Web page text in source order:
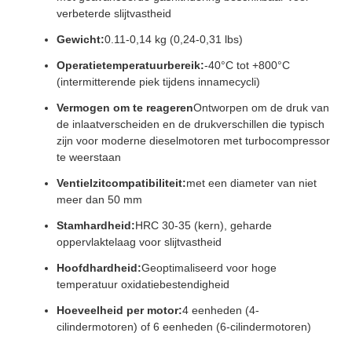
verbeterde slijtvastheid
Gewicht:0.11-0,14 kg (0,24-0,31 lbs)
Operatietemperatuurbereik:-40°C tot +800°C
(intermitterende piek tijdens innamecycli)
Vermogen om te reagerenOntworpen om de druk van
de inlaatverscheiden en de drukverschillen die typisch
zijn voor moderne dieselmotoren met turbocompressor
te weerstaan
Ventielzitcompatibiliteit:met een diameter van niet
meer dan 50 mm
Stamhardheid:HRC 30-35 (kern), geharde
oppervlaktelaag voor slijtvastheid
Hoofdhardheid:Geoptimaliseerd voor hoge
temperatuur oxidatiebestendigheid
Hoeveelheid per motor:4 eenheden (4-
cilindermotoren) of 6 eenheden (6-cilindermotoren)